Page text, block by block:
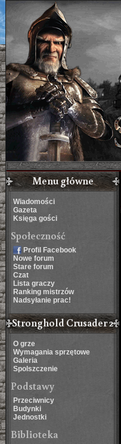
Menu główne
Wiadomości
Gazeta
Księga gości
Społeczność
Profil Facebook
Nowe forum
Stare forum
Czat
Lista graczy
Ranking mistrzów
Nadsyłanie prac!
Stronghold Crusader 2
O grze
Wymagania sprzętowe
Galeria
Spolszczenie
Podstawy
Przeciwnicy
Budynki
Jednostki
Biblioteka